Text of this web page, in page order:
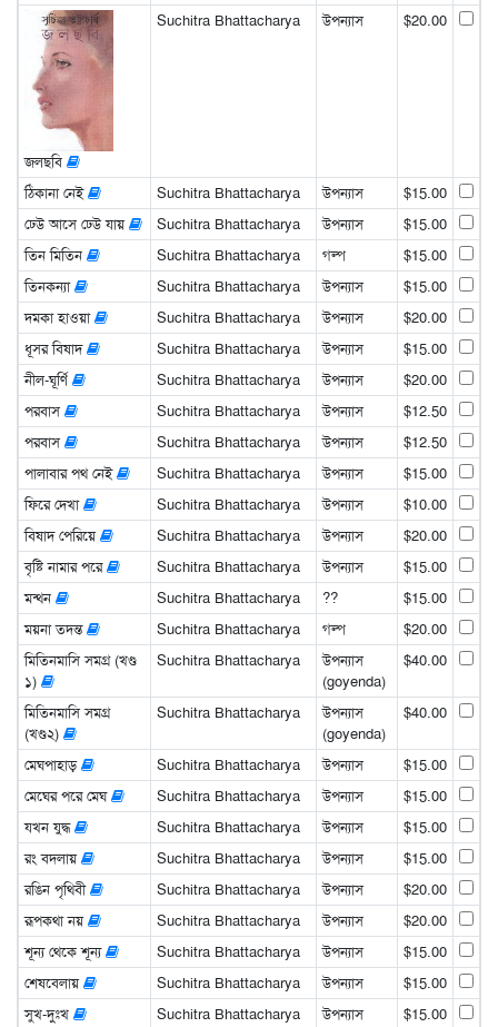
জলছবি
Suchitra Bhattacharya উপন্যাস $20.00
ঠিকানা নেই Suchitra Bhattacharya উপন্যাস
$15.00
ঢেউ আসে ঢেউ যায়
Suchitra Bhattacharya উপন্যাস
$15.00
তিন মিতিন
Suchitra Bhattacharya গল্প
$15.00
তিনকন্যা
Suchitra Bhattacharya উপন্যাস
$15.00
দমকা হাওয়া
Suchitra Bhattacharya উপন্যাস
$20.00
ধূসর বিষাদ
Suchitra Bhattacharya উপন্যাস
$15.00
নীল-ঘূর্ণি
Suchitra Bhattacharya উপন্যাস
$20.00
পরবাস
Suchitra Bhattacharya উপন্যাস
$12.50
পরবাস
Suchitra Bhattacharya উপন্যাস
$12.50
পালাবার পথ নেই
Suchitra Bhattacharya উপন্যাস
$15.00
ফিরে দেখা
Suchitra Bhattacharya উপন্যাস
$10.00
বিষাদ পেরিয়ে
Suchitra Bhattacharya উপন্যাস
$20.00
বৃষ্টি নামার পরে
Suchitra Bhattacharya উপন্যাস
$15.00
মন্থন
Suchitra Bhattacharya ??
$15.00
ময়না তদন্ত
Suchitra Bhattacharya গল্প
$20.00
মিতিনমাসি সমগ্র (খণ্ড
১)
Suchitra Bhattacharya
উপন্যাস
(goyenda)
$40.00
মিতিনমাসি সমগ্র
(খণ্ড২)
Suchitra Bhattacharya
উপন্যাস
(goyenda)
$40.00
মেঘপাহাড় Suchitra Bhattacharya উপন্যাস
$15.00
মেঘের পরে মেঘ
Suchitra Bhattacharya উপন্যাস
$15.00
যখন যুদ্ধ
Suchitra Bhattacharya উপন্যাস
$15.00
রং বদলায়
Suchitra Bhattacharya উপন্যাস
$15.00
রঙিন পৃথিবী
Suchitra Bhattacharya উপন্যাস
$20.00
রূপকথা নয়
Suchitra Bhattacharya উপন্যাস
$20.00
শূন্য থেকে শূন্য
Suchitra Bhattacharya উপন্যাস
$15.00
শেষবেলায়
Suchitra Bhattacharya উপন্যাস
$15.00
সুখ-দুঃখ
Suchitra Bhattacharya উপন্যাস $15.00